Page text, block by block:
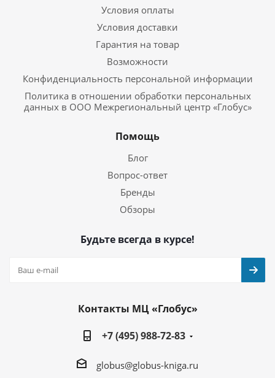
Условия оплаты
Условия доставки
Гарантия на товар
Возможности
Конфиденциальность персональной информации
Политика в отношении обработки персональных
данных в ООО Межрегиональный центр «Глобус»
Помощь
Блог
Вопрос-ответ
Бренды
Обзоры
Будьте всегда в курсе!
Контакты МЦ «Глобус»
+7 (495) 988-72-83
globus@globus-kniga.ru